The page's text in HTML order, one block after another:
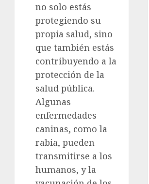
no solo estás
protegiendo su
propia salud, sino
que también estás
contribuyendo a la
protección de la
salud pública.
Algunas
enfermedades
caninas, como la
rabia, pueden
transmitirse a los
humanos, y la